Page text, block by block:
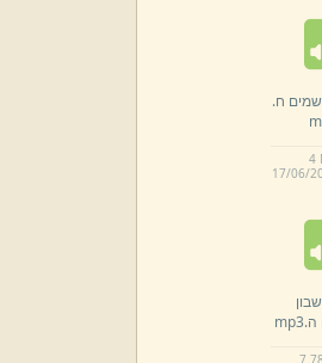
4
17/06/
ה.mp3
7.